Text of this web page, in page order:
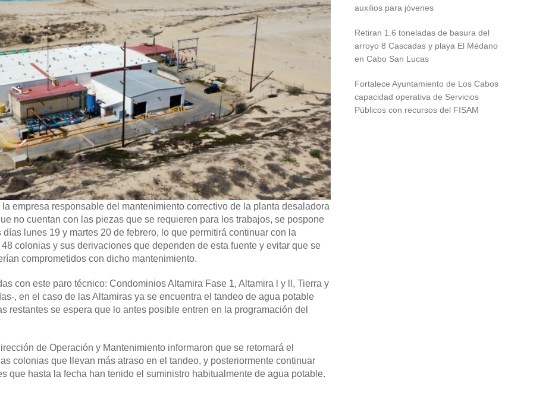
la empresa responsable del mantenimiento correctivo de la planta desaladora
no cuentan con las piezas que se requieren para los trabajos, se pospone
lunes 19 y martes 20 de febrero, lo que permitirá continuar con la
colonias y sus derivaciones que dependen de esta fuente y evitar que se
comprometidos con dicho mantenimiento.
con este paro técnico: Condominios Altamira Fase 1, Altamira l y ll, Tierra y
, en el caso de las Altamiras ya se encuentra el tandeo de agua potable
restantes se espera que lo antes posible entren en la programación del
de Operación y Mantenimiento informaron que se retomará el
colonias que llevan más atraso en el tandeo, y posteriormente continuar
que hasta la fecha han tenido el suministro habitualmente de agua potable.
auxilios para jóvenes
Retiran 1.6 toneladas de basura del
arroyo 8 Cascadas y playa El Médano
en Cabo San Lucas
Fortalece Ayuntamiento de Los Cabos
capacidad operativa de Servicios
Públicos con recursos del FISAM